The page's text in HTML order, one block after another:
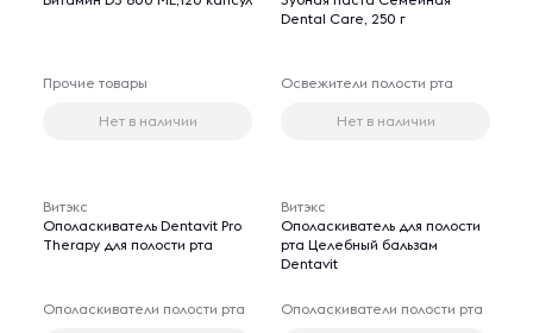
Прочие товары
Нет в наличии
Dental Care, 250 г
Освежители полости рта
Нет в наличии
Витэкс
Ополаскиватель Dentavit Pro
Therapy для полости рта
Ополаскиватели полости рта
Витэкс
Ополаскиватель для полости
рта Целебный бальзам
Dentavit
Ополаскиватели полости рта